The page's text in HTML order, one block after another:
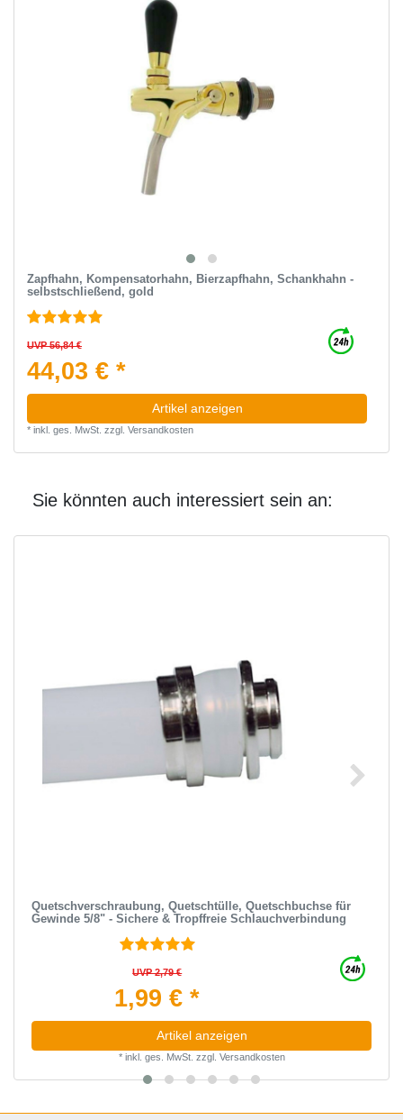
Zapfhahn, Kompensatorhahn, Bierzapfhahn, Schankhahn -
selbstschließend, gold
UVP 56,84 €
44,03 € *
Artikel anzeigen
* inkl. ges. MwSt. zzgl. Versandkosten
Sie könnten auch interessiert sein an:
Quetschverschraubung, Quetschtülle, Quetschbuchse für
Gewinde 5/8" - Sichere & Tropffreie Schlauchverbindung
UVP 2,79 €
1,99 € *
Artikel anzeigen
* inkl. ges. MwSt. zzgl. Versandkosten